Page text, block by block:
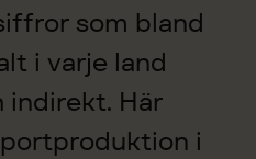
som bland
i varje land
indirekt. Här
i